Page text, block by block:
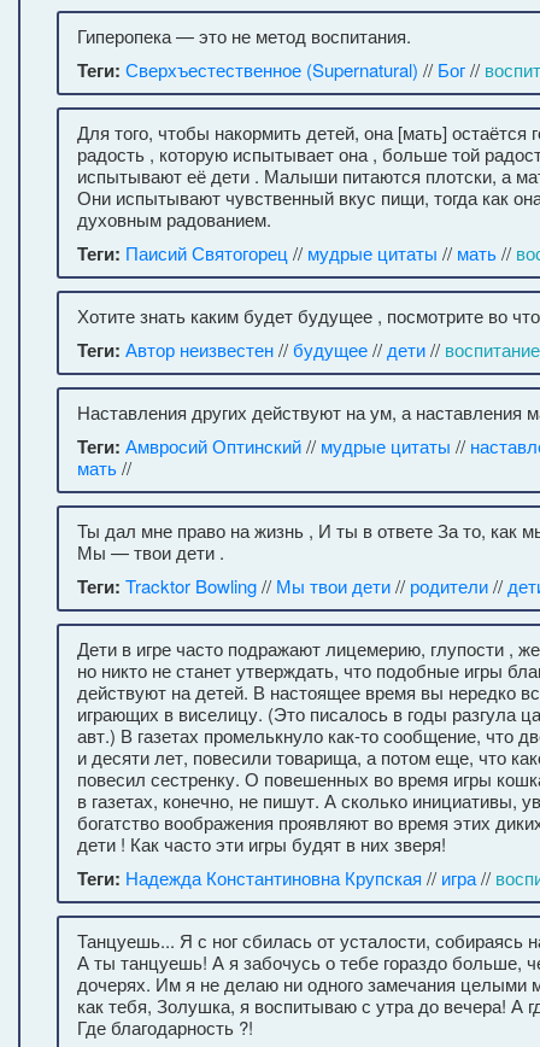
Гиперопека — это не метод воспитания.
Теги: Сверхъестественное (Supernatural) // Бог//
Для того, чтобы накормить детей, она [мать] остаётся
радость , которую испытывает она , больше той
испытывают её дети . Малыши питаются плотски, а
Они испытывают чувственный вкус пищи, тогда как
духовным радованием.
Теги: Паисий Святогорец // мудрые цитаты // мать//
Хотите знать каким будет будущее , посмотрите во
Теги: Автор неизвестен//будущее// дети// воспитание
Наставления других действуют на ум, а наставления
Теги: Амвросий Оптинский// мудрые цитаты //
мать//
Ты дал мне право на жизнь , И ты в ответе За то, как
Мы — твои дети .
Теги: Tracktor Bowling// Мы твои дети// родители//
Дети в игре часто подражают лицемерию, глупости ,
но никто не станет утверждать, что подобные игры
действуют на детей. В настоящее время вы нередко
играющих в виселицу. (Это писалось в годы разгула
авт.) В газетах промелькнуло как-то сообщение, что
и десяти лет, повесили товарища, а потом еще, что
повесил сестренку. О повешенных во время игры
в газетах, конечно, не пишут. А сколько инициативы,
богатство воображения проявляют во время этих
дети ! Как часто эти игры будят в них зверя!
Теги: Надежда Константиновна Крупская // игра//
Танцуешь... Я с ног сбилась от усталости, собираясь
А ты танцуешь! А я забочусь о тебе гораздо больше,
дочерях. Им я не делаю ни одного замечания целыми
как тебя, Золушка, я воспитываю с утра до вечера! А
Где благодарность ?!